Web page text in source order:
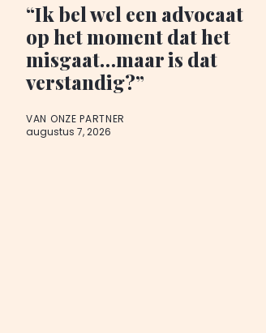
“Ik bel wel een advocaat
op het moment dat het
misgaat…maar is dat
verstandig?”
VAN ONZE PARTNER
augustus 7, 2026